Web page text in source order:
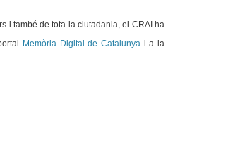
i també de tota la ciutadania, el CRAI ha
Memòria Digital de Catalunya i a la